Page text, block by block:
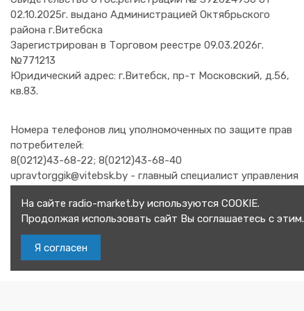
02.10.2025г. выдано Администрацией Октябрьского
района г.Витебска
Зарегистрирован в Торговом реестре 09.03.2026г.
№771213
Юридический адрес: г.Витебск, пр-т Московский, д.56,
кв.83.
Номера телефонов лиц уполномоченных по защите прав
потребителей:
8(0212)43-68-22; 8(0212)43-68-40
upravtorggik@vitebsk.by - главный специалист управления
8(0212)48-21-92 - заместитель начальник отдела
организации торговли и бытовых услуг главного
управления торговли и услуг Витебского областного
исполнительного комитета.
На сайте radio-market.by используются COOKIE.
Продолжая использовать сайт Вы соглашаетесь с этим.
Я согласен